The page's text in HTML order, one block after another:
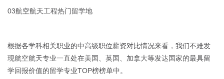
03航空航天工程热门留学地
根据各学科相关职业的中高级职位薪资对比情况来看，我们不难发
现航空航天专业一直处在美国、英国、加拿大等发达国家的最具留
学回报价值的留学专业TOP榜榜单中。